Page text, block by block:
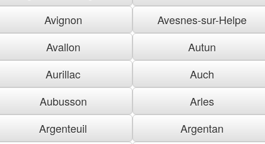
Avignon
Avesnes-sur-Helpe
Avallon
Autun
Aurillac
Auch
Aubusson
Arles
Argenteuil
Argentan